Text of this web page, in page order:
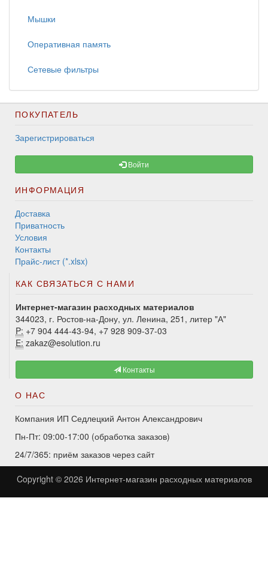
Мышки
Оперативная память
Сетевые фильтры
ПОКУПАТЕЛЬ
Зарегистрироваться
Войти
ИНФОРМАЦИЯ
Доставка
Приватность
Условия
Контакты
Прайс-лист (*.xlsx)
КАК СВЯЗАТЬСЯ С НАМИ
Интернет-магазин расходных материалов
344023, г. Ростов-на-Дону, ул. Ленина, 251, литер "А"
P: +7 904 444-43-94, +7 928 909-37-03
E: zakaz@esolution.ru
Контакты
О НАС
Компания ИП Седлецкий Антон Александрович
Пн-Пт: 09:00-17:00 (обработка заказов)
24/7/365: приём заказов через сайт
Copyright © 2026 Интернет-магазин расходных материалов